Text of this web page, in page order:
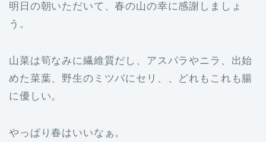
明日の朝いただいて、春の山の幸に感謝しましょ
う。
山菜は筍なみに繊維質だし、アスパラやニラ、出始
めた菜葉、野生のミツバにセリ、、どれもこれも腸
に優しい。
やっぱり春はいいなぁ。